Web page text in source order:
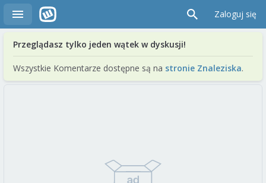
Zaloguj się
Przeglądasz tylko jeden wątek w dyskusji!
Wszystkie Komentarze dostępne są na stronie Znaleziska.